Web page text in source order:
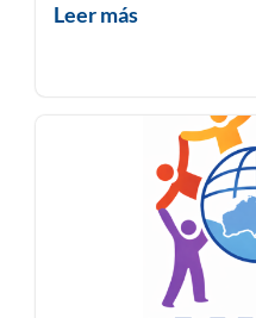
Leer más